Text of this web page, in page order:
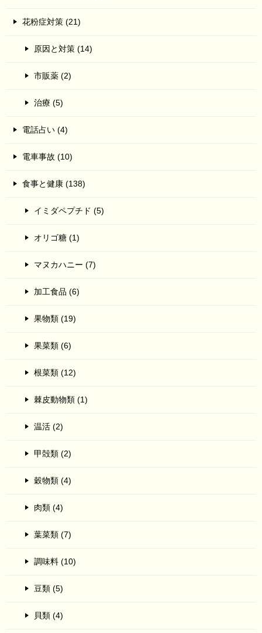
花粉症対策 (21)
原因と対策 (14)
市販薬 (2)
治療 (5)
電話占い (4)
電車事故 (10)
食事と健康 (138)
イミダペプチド (5)
オリゴ糖 (1)
マヌカハニー (7)
加工食品 (6)
果物類 (19)
果菜類 (6)
根菜類 (12)
棘皮動物類 (1)
温活 (2)
甲殻類 (2)
穀物類 (4)
肉類 (4)
葉菜類 (7)
調味料 (10)
豆類 (5)
貝類 (4)